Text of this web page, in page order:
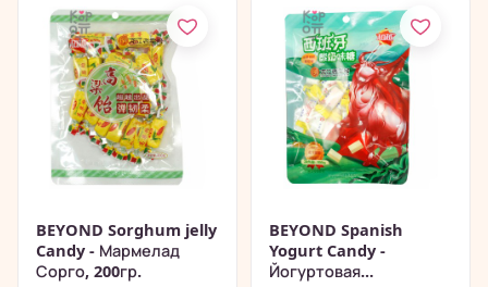
BEYOND Sorghum jelly
Candy - Мармелад
Сорго, 200гр.
BEYOND Spanish
Yogurt Candy -
Йогуртовая...